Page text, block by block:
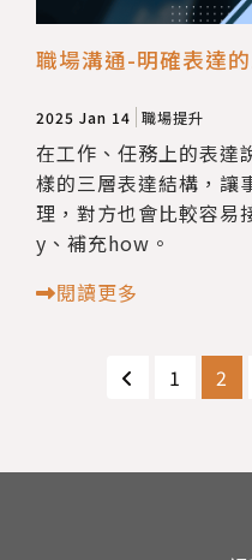
職場溝通-明確表達
2025 Jan 14 職場提升
在工作、任務上的表達
樣的三層表達結構，讓
理，對方也會比較容
y、補充how。
閱讀更多
1 2